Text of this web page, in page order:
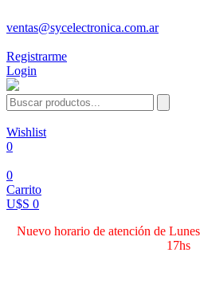
ventas@sycelectronica.com.ar
Registrarme
Login
Wishlist
0
0
Carrito
U$S 0
Nuevo horario de atención de
17hs